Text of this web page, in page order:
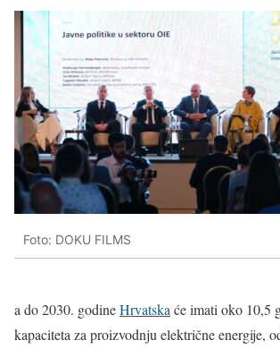
Foto: DOKU FILMS
a do 2030. godineHrvatskaće imati oko 10,5
kapaciteta za proizvodnju električne energije,